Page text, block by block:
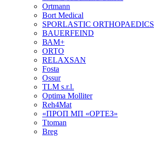
Ortmann
Bort Medical
SPORLASTIC ORTHOPAEDICS
BAUERFEIND
ВАМ+
ORTO
RELAXSAN
Fosta
Ossur
TLM s.r.l.
Optima Molliter
Reh4Mat
«ПРОП МП «ОРТЕЗ»
Ttoman
Breg